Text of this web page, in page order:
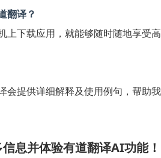
翻译？
上下载应用，就能够随时随地享受高
会提供详细解释及使用例句，帮助我
息并体验有道翻译AI功能！